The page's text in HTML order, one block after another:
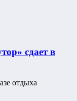
сдает в
отдыха